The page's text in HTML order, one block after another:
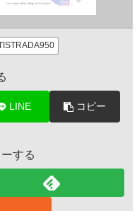
LINE コピー
する